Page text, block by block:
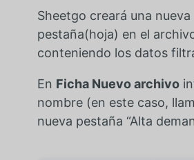
Sheetgo creará una nueva
pestaña(hoja) en el
conteniendo los datos
En Ficha Nuevo archivo
nombre (en este caso,
nueva pestaña “Alta